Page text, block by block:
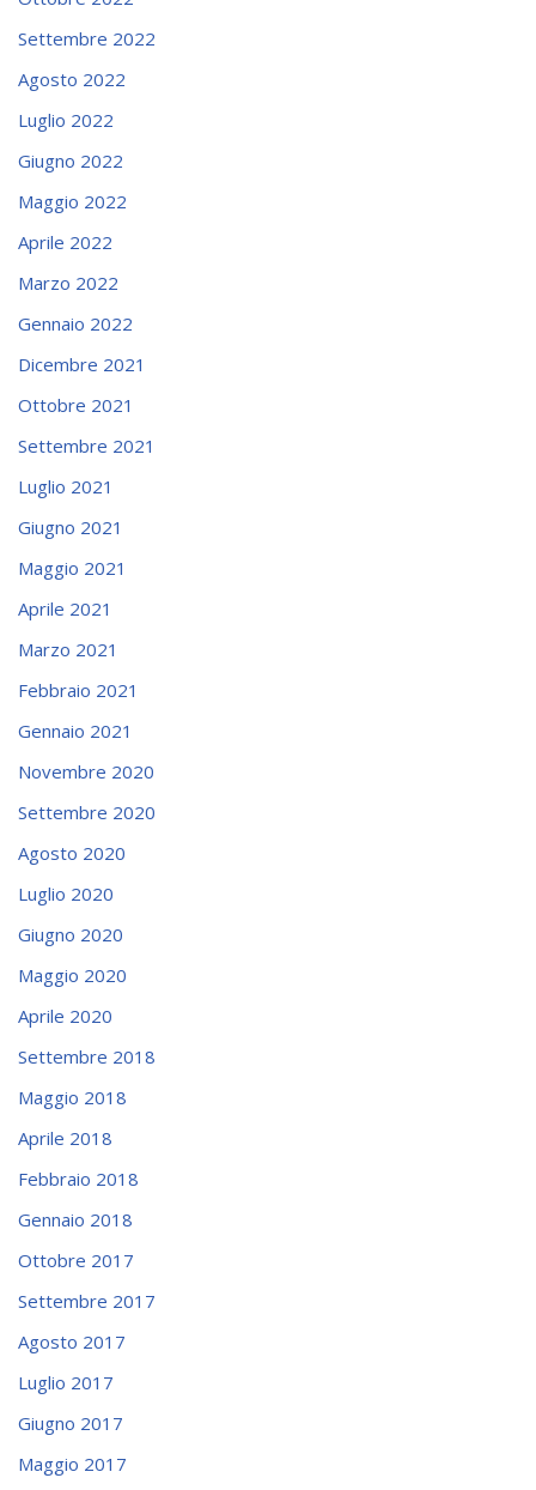
Settembre 2022
Agosto 2022
Luglio 2022
Giugno 2022
Maggio 2022
Aprile 2022
Marzo 2022
Gennaio 2022
Dicembre 2021
Ottobre 2021
Settembre 2021
Luglio 2021
Giugno 2021
Maggio 2021
Aprile 2021
Marzo 2021
Febbraio 2021
Gennaio 2021
Novembre 2020
Settembre 2020
Agosto 2020
Luglio 2020
Giugno 2020
Maggio 2020
Aprile 2020
Settembre 2018
Maggio 2018
Aprile 2018
Febbraio 2018
Gennaio 2018
Ottobre 2017
Settembre 2017
Agosto 2017
Luglio 2017
Giugno 2017
Maggio 2017